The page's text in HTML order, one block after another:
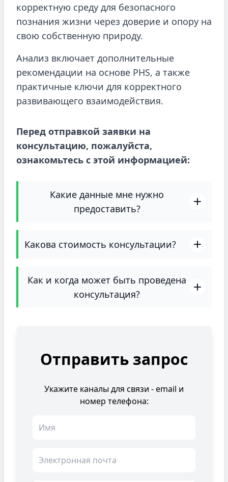
корректную среду для безопасного
познания жизни через доверие и опору на
свою собственную природу.
Анализ включает дополнительные
рекомендации на основе PHS, а также
практичные ключи для корректного
развивающего взаимодействия.
Перед отправкой заявки на
консультацию, пожалуйста,
ознакомьтесь с этой информацией:
Какие данные мне нужно
предоставить?
Какова стоимость консультации?
Как и когда может быть проведена
консультация?
Отправить запрос
Укажите каналы для связи - email и
номер телефона: